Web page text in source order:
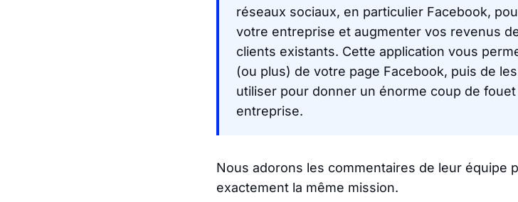
réseaux sociaux, en particulier Facebook,
votre entreprise et augmenter vos revenus
clients existants. Cette application vous
(ou plus) de votre page Facebook, puis de
utiliser pour donner un énorme coup de
entreprise.
Nous adorons les commentaires de leur équipe
exactement la même mission.